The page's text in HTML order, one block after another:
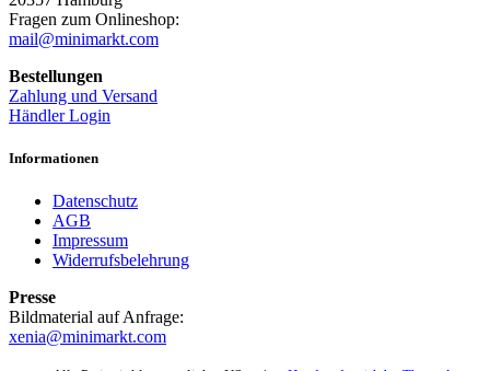
Fragen zum Onlineshop:
mail@minimarkt.com
Bestellungen
Zahlung und Versand
Händler Login
Informationen
Datenschutz
AGB
Impressum
Widerrufsbelehrung
Presse
Bildmaterial auf Anfrage:
xenia@minimarkt.com